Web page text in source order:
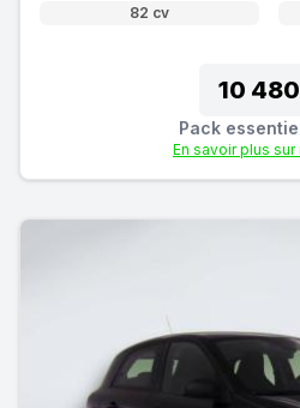
82 cv
10
Pack
En savoir plus